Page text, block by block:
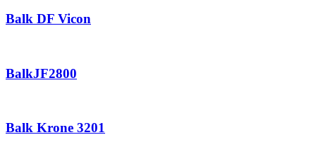
Balk DF Vicon
BalkJF2800
Balk Krone 3201